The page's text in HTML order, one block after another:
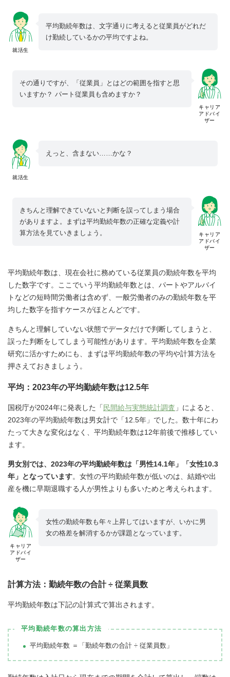
就活生
平均勤続年数は、文字通りに考えると従業員がどれだ
け勤続しているかの平均ですよね。
キャリア
アドバイ
ザー
その通りですが、「従業員」とはどの範囲を指すと思
いますか？ パート従業員も含めますか？
就活生
えっと、含まない……かな？
キャリア
アドバイ
ザー
きちんと理解できていないと判断を誤ってしまう場合
がありますよ。まずは平均勤続年数の正確な定義や計
算方法を見ていきましょう。
平均勤続年数は、現在会社に務めている従業員の勤続年数を平均
した数字です。ここでいう平均勤続年数とは、パートやアルバイ
トなどの短時間労働者は含めず、一般労働者のみの勤続年数を平
均した数字を指すケースがほとんどです。
きちんと理解していない状態でデータだけで判断してしまうと、
誤った判断をしてしまう可能性があります。平均勤続年数を企業
研究に活かすためにも、まずは平均勤続年数の平均や計算方法を
押さえておきましょう。
平均：2023年の平均勤続年数は12.5年
国税庁が2024年に発表した「 民間給与実態統計調査 」によると、
2023年の平均勤続年数は男女計で「12.5年」でした。数十年にわ
たって大きな変化はなく、平均勤続年数は12年前後で推移してい
ます。
男女別では、2023年の平均勤続年数は「男性14.1年」「女性10.3
年」となっています。女性の平均勤続年数が低いのは、結婚や出
産を機に早期退職する人が男性よりも多いためと考えられます。
キャリア
アドバイ
ザー
女性の勤続年数も年々上昇してはいますが、いかに男
女の格差を解消するかが課題となっています。
計算方法：勤続年数の合計 ÷ 従業員数
平均勤続年数は下記の計算式で算出されます。
平均勤続年数の算出方法
平均勤続年数 ＝「勤続年数の合計 ÷ 従業員数」